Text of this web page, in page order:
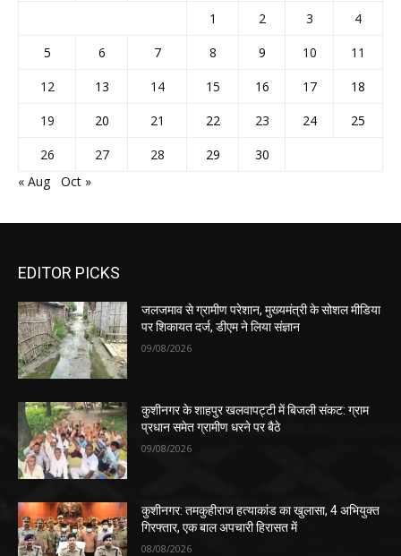
1 2 3
4
5
6 7 8 9 10
11
12
13 14 15 16 17
18
19
20 21 22 23 24
25
26
27 28 29
30
« Aug
Oct »
EDITOR PICKS
जलजमाव से ग्रामीण परेशान, मुख्यमंत्री के सोशल मीडिया
पर शिकायत दर्ज, डीएम ने लिया संज्ञान
09/08/2026
कुशीनगर के शाहपुर खलवापट्टी में बिजली संकट: ग्राम
प्रधान समेत ग्रामीण धरने पर बैठे
09/08/2026
कुशीनगर: तमकुहीराज हत्याकांड का खुलासा, 4 अभियुक्त
गिरफ्तार, एक बाल अपचारी हिरासत में
08/08/2026